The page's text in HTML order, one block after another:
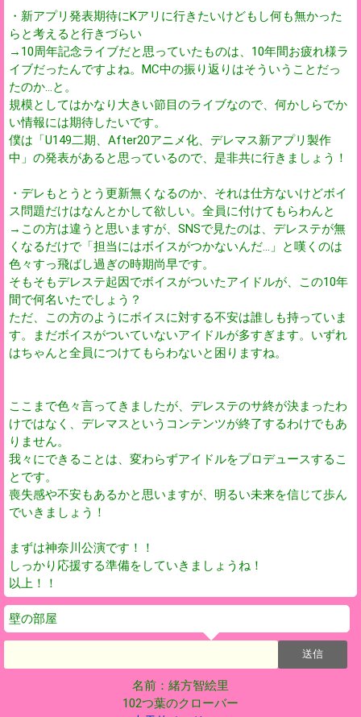
・新アプリ発表期待にKアリに行きたいけどもし何も無かった
らと考えると行きづらい
→10周年記念ライブだと思っていたものは、10年間お疲れ様ラ
イブだったんですよね。MC中の振り返りはそういうことだっ
たのか…と。
規模としてはかなり大きい節目のライブなので、何かしらでか
い情報には期待したいです。
僕は「U149二期、After20アニメ化、デレマス新アプリ製作
中」の発表があると思っているので、是非共に行きましょう！
・デレもとうとう更新無くなるのか、それは仕方ないけどボイ
ス問題だけはなんとかして欲しい。全員に付けてもらわんと
→この方は違うと思いますが、SNSで見たのは、デレステが無
くなるだけで「担当にはボイスがつかないんだ…」と嘆くのは
色々すっ飛ばし過ぎの時期尚早です。
そもそもデレステ起因でボイスがついたアイドルが、この10年
間で何名いたでしょう？
ただ、この方のようにボイスに対する不安は誰しも持っていま
す。まだボイスがついていないアイドルが多すぎます。いずれ
はちゃんと全員につけてもらわないと困りますね。
ここまで色々言ってきましたが、デレステのサ終が決まったわ
けではなく、デレマスというコンテンツが終了するわけでもあ
りません。
我々にできることは、変わらずアイドルをプロデュースするこ
とです。
喪失感や不安もあるかと思いますが、明るい未来を信じて歩ん
でいきましょう！
まずは神奈川公演です！！
しっかり応援する準備をしていきましょうね！
以上！！
壁の部屋
名前：緒方智絵里
102つ葉のクローバー